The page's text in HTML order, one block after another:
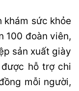
khám sức khỏe
100 đoàn viên,
sản xuất giày
hỗ trợ chi
mỗi người,